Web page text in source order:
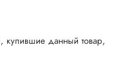
купившие данный товар,